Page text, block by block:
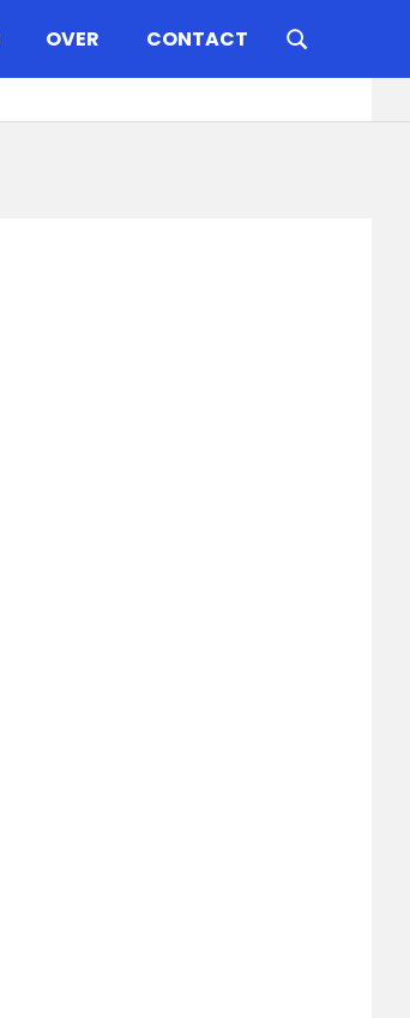
OVER CONTACT